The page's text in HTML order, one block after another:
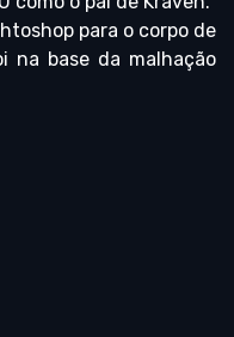
para o corpo de
na base da malhação